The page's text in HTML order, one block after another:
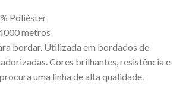
Poliéster
metros
bordar. Utilizada em bordados de
Cores brilhantes, resistência e
uma linha de alta qualidade.